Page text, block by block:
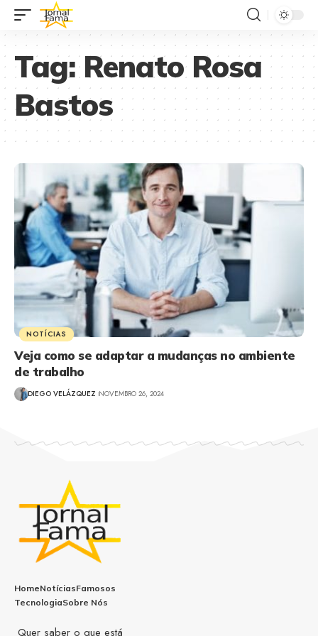
Tag:Renato Rosa
Bastos
NOTÍCIAS
Veja como se adaptar a mudanças no ambiente
de trabalho
DIEGO VELÁZQUEZ NOVEMBRO 26, 2024
HomeNotíciasFamosos
TecnologiaSobre Nós
Quer saber o que está